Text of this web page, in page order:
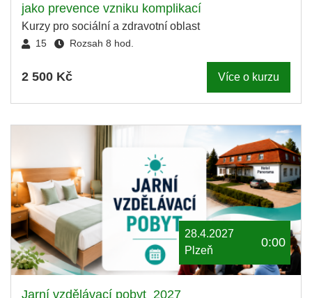
jako prevence vzniku komplikací
Kurzy pro sociální a zdravotní oblast
15 Rozsah 8 hod.
2 500 Kč Více o kurzu
28.4.2027
Plzeň
0:00
Jarní vzdělávací pobyt_2027